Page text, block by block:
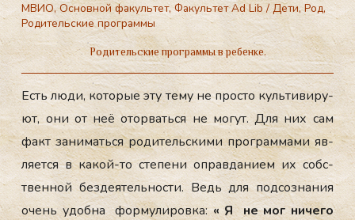
МВИО,Основной факультет,Факультет Ad Lib/Дети,Род,
Родительские программы
Родительские программы в ребенке.
Есть лю­ди, ко­торые эту те­му не прос­то куль­ти­виру­
ют, они от неё отор­вать­ся не мо­гут. Для них сам
факт за­нимать­ся ро­дитель­ски­ми прог­рамма­ми яв­
ля­ет­ся в ка­кой-то сте­пени оп­равда­ни­ем их собс­
твен­ной без­де­ятель­нос­ти. Ведь для под­созна­ния
очень удоб­на фор­му­лиров­ка:« Я не мог ни­чего